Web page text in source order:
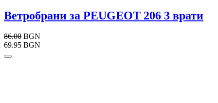
Ветробрани за PEUGEOT 206 3 врати
86.00 BGN
69.95 BGN